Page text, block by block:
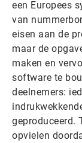
een Europees
van
eisen aan de
maar de
maken en
software te
deelnemers:
geproduceerd.
opvielen